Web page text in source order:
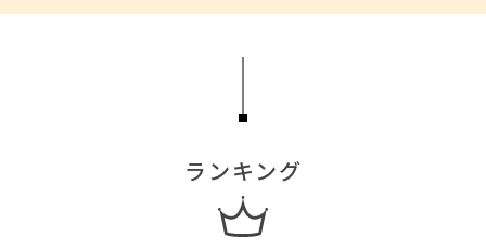
ランキング